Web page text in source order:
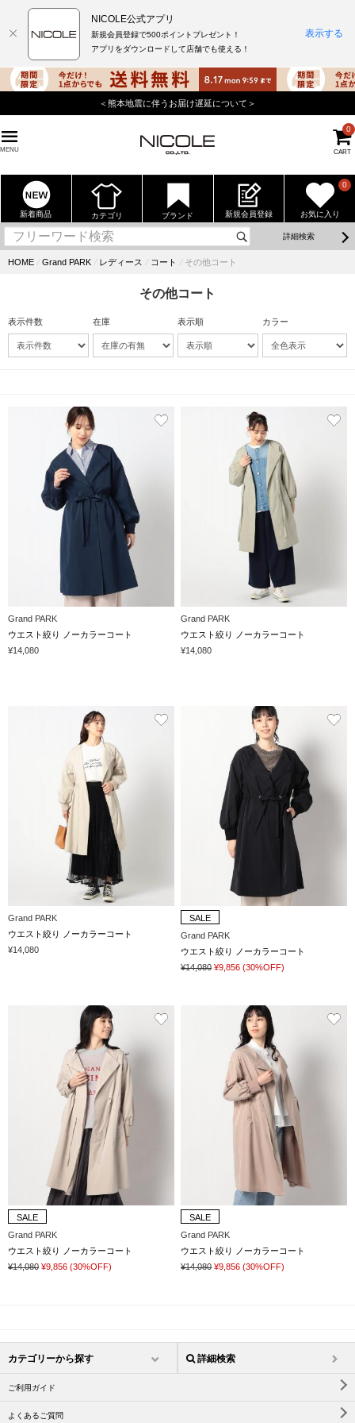
＜熊本地震に伴うお届け遅延について＞
MENU CART
0
新着商品 カテゴリ ブランド 新規会員登録 お気に入り
0
詳細検索
HOME ⁄ Grand PARK ⁄ レディース ⁄ コート ⁄ その他コート
その他コート
表示件数 在庫 表示順 カラー
Grand PARK
ウエスト絞り ノーカラーコート
¥14,080
Grand PARK
ウエスト絞り ノーカラーコート
¥14,080
Grand PARK
ウエスト絞り ノーカラーコート
¥14,080
SALE
Grand PARK
ウエスト絞り ノーカラーコート
¥14,080 ¥9,856 (30%OFF)
SALE
Grand PARK
ウエスト絞り ノーカラーコート
¥14,080 ¥9,856 (30%OFF)
SALE
Grand PARK
ウエスト絞り ノーカラーコート
¥14,080 ¥9,856 (30%OFF)
カテゴリーから探す 詳細検索
ご利用ガイド
よくあるご質問
NICOLE公式アプリ
新規会員登録で500ポイントプレゼント！
アプリをダウンロードして店舗でも使える！
表示する